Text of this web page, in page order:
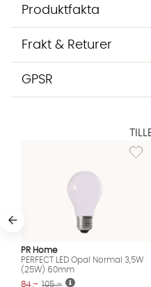
Produktfakta
Frakt & Returer
GPSR
PR Home
PERFECT LED Opal Normal 3,5W
(25W) 60mm
84 :- 105 :-
inte dina uppgifter